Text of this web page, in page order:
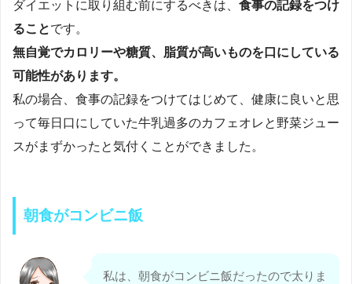
ダイエットに取り組む前にするべきは、 食事の記録をつけ
ることです。
無自覚でカロリーや糖質、脂質が高いものを口にしている
可能性があります。
私の場合、食事の記録をつけてはじめて、健康に良いと思
って毎日口にしていた牛乳過多のカフェオレと野菜ジュー
スがまずかったと気付くことができました。
朝食がコンビニ飯
私は、朝食がコンビニ飯だったので太りま